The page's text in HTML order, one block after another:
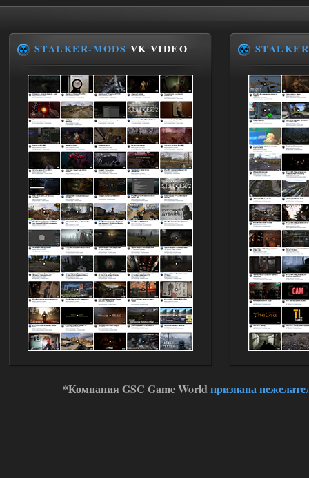
STALKER-MODS VK VIDEO
*Компания GSC Game Worldпризнана